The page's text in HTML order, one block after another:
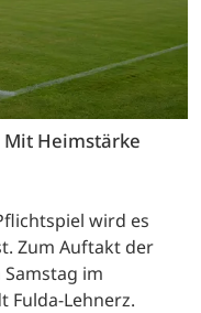
Mit Heimstärke
wird es
Zum Auftakt der
im
Fulda-Lehnerz.